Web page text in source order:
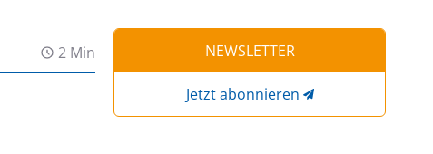
2 Min NEWSLETTER
Jetzt abonnieren